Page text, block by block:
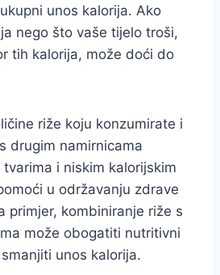
unos kalorija. Ako
nego što vaše tijelo troši,
tih kalorija, može doći do
riže koju konzumirate i
drugim namirnicama
i niskim kalorijskim
u održavanju zdrave
primjer, kombiniranje riže s
može obogatiti nutritivni
unos kalorija.